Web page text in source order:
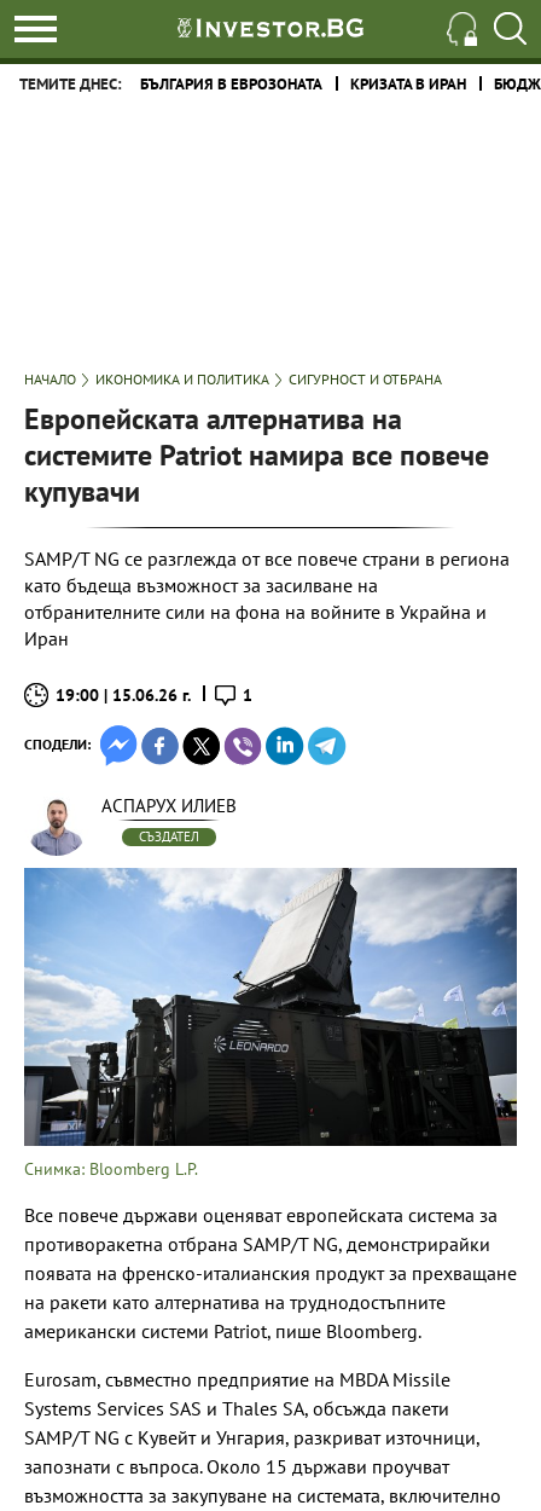
ТЕМИТЕ ДНЕС: БЪЛГАРИЯ В ЕВРОЗОНАТА КРИЗАТА В ИРАН
НАЧАЛО ИКОНОМИКА И ПОЛИТИКА СИГУРНОСТ И ОТБРАНА
Европейската алтернатива на
системите Patriot намира все повече
купувачи
SAMP/T NG се разглежда от все повече страни в региона
като бъдеща възможност за засилване на
отбранителните сили на фона на войните в Украйна и
Иран
19:00 | 15.06.26 г. 1
СПОДЕЛИ:
АСПАРУХ ИЛИЕВ
СЪЗДАТЕЛ
Снимка: Bloomberg L.P.
Все повече държави оценяват европейската система за
противоракетна отбрана SAMP/T NG, демонстрирайки
появата на френско-италианския продукт за прехващане
на ракети като алтернатива на труднодостъпните
американски системи Patriot, пише Bloomberg.
Eurosam, съвместно предприятие на MBDA Missile
Systems Services SAS и Thales SA, обсъжда пакети
SAMP/T NG с Кувейт и Унгария, разкриват източници,
запознати с въпроса. Около 15 държави проучват
възможността за закупуване на системата, включително